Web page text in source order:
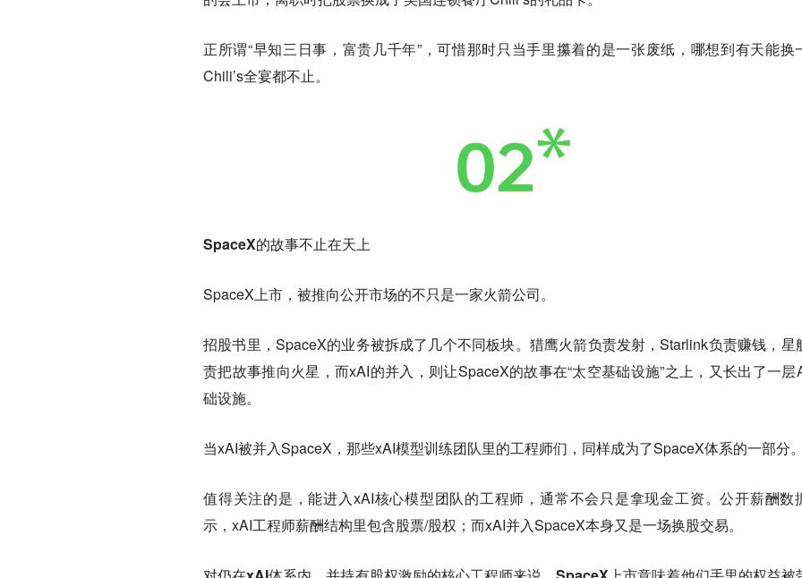
正所谓“早知三日事，富贵几千年”，可惜那时只当手里攥着的是一张废纸，哪想到有天能换
Chili’s全宴都不止。
SpaceX的故事不止在天上
SpaceX上市，被推向公开市场的不只是一家火箭公司。
招股书里，SpaceX的业务被拆成了几个不同板块。猎鹰火箭负责发射，Starlink负责赚钱，星
责把故事推向火星，而xAI的并入，则让SpaceX的故事在“太空基础设施”之上，又长出了一层
础设施。
当xAI被并入SpaceX，那些xAI模型训练团队里的工程师们，同样成为了SpaceX体系的一部分。
值得关注的是，能进入xAI核心模型团队的工程师，通常不会只是拿现金工资。公开薪酬数
示，xAI工程师薪酬结构里包含股票/股权；而xAI并入SpaceX本身又是一场换股交易。